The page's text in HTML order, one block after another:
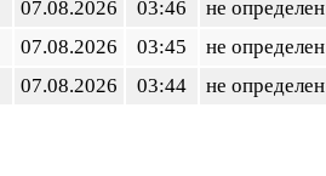
07.08.2026 03:46
не определен
07.08.2026 03:45
не определен
07.08.2026 03:44 не определен